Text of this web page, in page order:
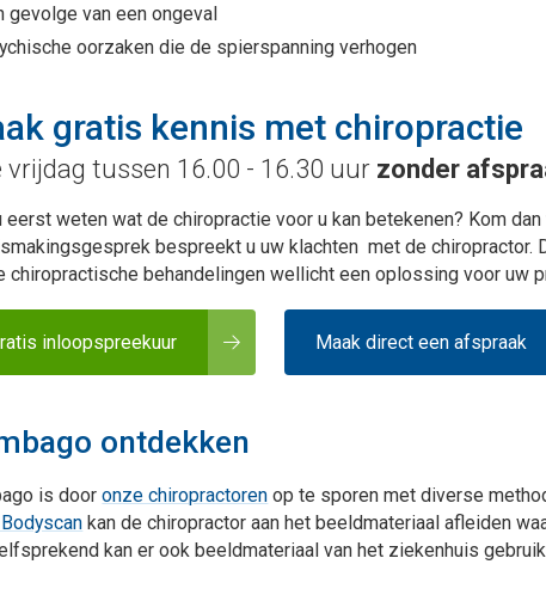
gevolge van een ongeval
oorzaken die de spierspanning verhogen
gratis kennis met chiropractie
vrijdag tussen 16.00 - 16.30 uur zonder
eerst weten wat de chiropractie voor u kan betekenen? Kom
bespreekt u uw klachten met de
chiropractische behandelingen wellicht een oplossing voor uw
inloopspreekuur Maak direct een afspraak
ontdekken
is dooronze chiropractoren op te sporen met diverse
kan de chiropractor aan het beeldmateriaal afleiden
kan er ook beeldmateriaal van het ziekenhuis